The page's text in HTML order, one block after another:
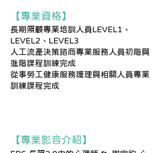
【專業資格】
長期照顧專業培訓人員LEVEL1、
LEVEL2、LEVEL3
人工流產決策諮商專業服務人員初階與
進階課程訓練完成
從事勞工健康服務護理與相關人員專業
訓練課程完成
【專業影音介紹】